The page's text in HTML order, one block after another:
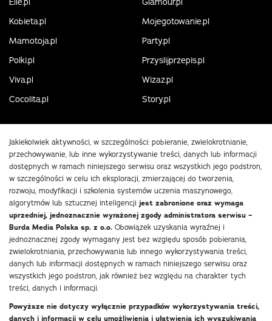
Kobieta.pl
Mojegotowanie.pl
Mamotoja.pl
Party.pl
Polki.pl
Przyslijprzepis.pl
Viva.pl
Wizaz.pl
Cocolita.pl
Story.pl
Jakiekolwiek aktywności, w szczególności: pobieranie, zwielokrotnianie,
przechowywanie, lub inne wykorzystywanie treści, danych lub informacji
dostępnych w ramach niniejszego serwisu oraz wszystkich jego podstron,
w szczególności w celu ich eksploracji, zmierzającej do tworzenia,
rozwoju, modyfikacji i szkolenia systemów uczenia maszynowego,
algorytmów lub sztucznej inteligencji jest zabronione oraz wymaga
uprzedniej, jednoznacznie wyrażonej zgody administratora serwisu –
Burda Media Polska sp. z o.o. Obowiązek uzyskania wyraźnej i
jednoznacznej zgody wymagany jest bez względu sposób pobierania,
zwielokrotniania, przechowywania lub innego wykorzystywania treści,
danych lub informacji dostępnych w ramach niniejszego serwisu oraz
wszystkich jego podstron, jak również bez względu na charakter tych
treści, danych i informacji.
Powyższe nie dotyczy wyłącznie przypadków wykorzystywania treści,
danych i informacji w celu umożliwienia i ułatwienia ich wyszukiwania